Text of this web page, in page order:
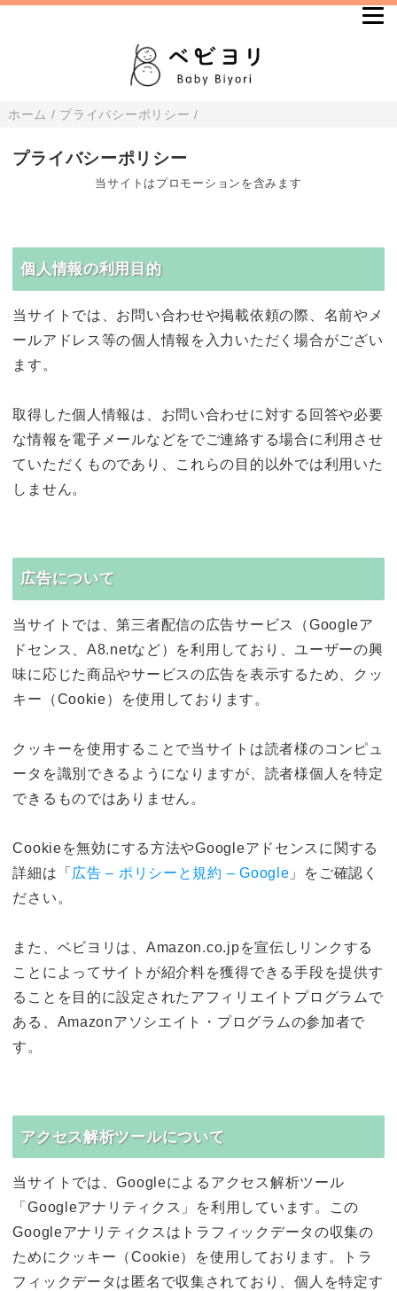
ホーム / プライバシーポリシー /
プライバシーポリシー
当サイトはプロモーションを含みます
個人情報の利用目的
当サイトでは、お問い合わせや掲載依頼の際、名前やメ
ールアドレス等の個人情報を入力いただく場合がござい
ます。
取得した個人情報は、お問い合わせに対する回答や必要
な情報を電子メールなどをでご連絡する場合に利用させ
ていただくものであり、これらの目的以外では利用いた
しません。
広告について
当サイトでは、第三者配信の広告サービス（Googleア
ドセンス、A8.netなど）を利用しており、ユーザーの興
味に応じた商品やサービスの広告を表示するため、クッ
キー（Cookie）を使用しております。
クッキーを使用することで当サイトは読者様のコンピュ
ータを識別できるようになりますが、読者様個人を特定
できるものではありません。
Cookieを無効にする方法やGoogleアドセンスに関する
詳細は「 広告 – ポリシーと規約 – Google 」をご確認く
ださい。
また、ベビヨリは、Amazon.co.jpを宣伝しリンクする
ことによってサイトが紹介料を獲得できる手段を提供す
ることを目的に設定されたアフィリエイトプログラムで
ある、Amazonアソシエイト・プログラムの参加者で
す。
アクセス解析ツールについて
当サイトでは、Googleによるアクセス解析ツール
「Googleアナリティクス」を利用しています。この
Googleアナリティクスはトラフィックデータの収集の
ためにクッキー（Cookie）を使用しております。トラ
フィックデータは匿名で収集されており、個人を特定す